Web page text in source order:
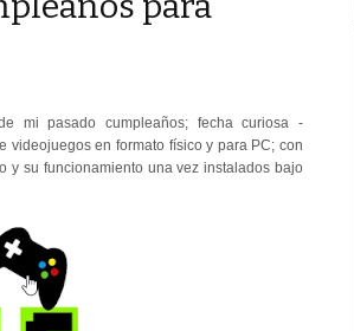
mi pasado cumpleaños; fecha curiosa -
videojuegos en formato físico y para PC; con
y su funcionamiento una vez instalados bajo